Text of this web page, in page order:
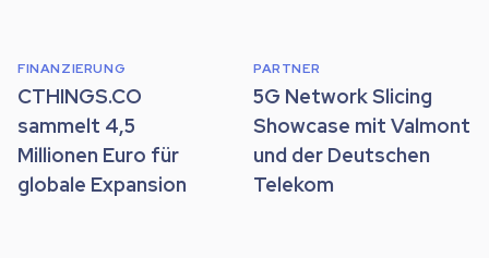
FINANZIERUNG
CTHINGS.CO
sammelt 4,5
Millionen Euro für
globale Expansion
PARTNER
5G Network Slicing
Showcase mit Valmont
und der Deutschen
Telekom